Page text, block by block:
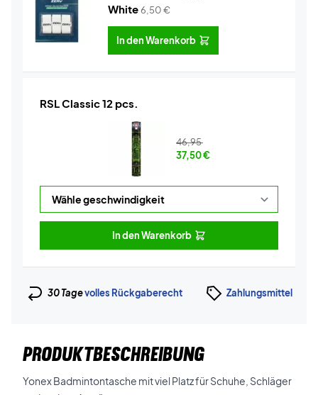
White6,50€
In den Warenkorb
RSL Classic 12 pcs.
46,95
37,50€
In den Warenkorb
30 Tagevolles Rückgaberecht Zahlungsmittel
PRODUKTBESCHREIBUNG
Yonex Badmintontasche mit viel Platz für Schuhe, Schläger